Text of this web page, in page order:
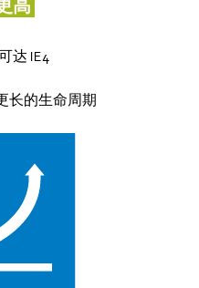
高
达 IE4
长的生命周期